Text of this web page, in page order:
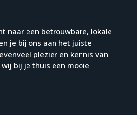
naar een betrouwbare, lokale
je bij ons aan het juiste
plezier en kennis van
bij je thuis een mooie